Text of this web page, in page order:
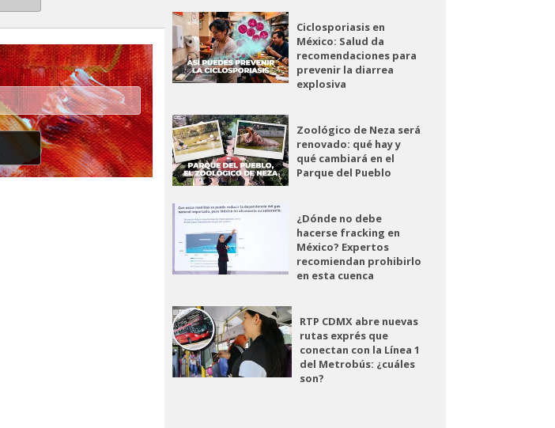
Ciclosporiasis en
México: Salud da
recomendaciones para
prevenir la diarrea
explosiva
Zoológico de Neza será
renovado: qué hay y
qué cambiará en el
Parque del Pueblo
¿Dónde no debe
hacerse fracking en
México? Expertos
recomiendan prohibirlo
en esta cuenca
RTP CDMX abre nuevas
rutas exprés que
conectan con la Línea 1
del Metrobús: ¿cuáles
son?